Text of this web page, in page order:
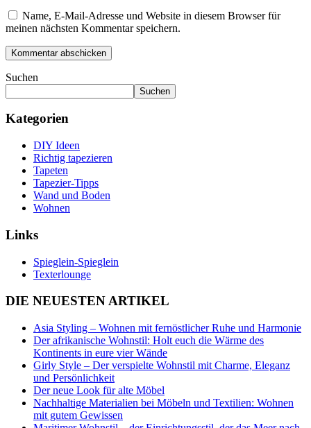
Name, E-Mail-Adresse und Website in diesem Browser für
meinen nächsten Kommentar speichern.
Suchen
Suchen
Kategorien
DIY Ideen
Richtig tapezieren
Tapeten
Tapezier-Tipps
Wand und Boden
Wohnen
Links
Spieglein-Spieglein
Texterlounge
DIE NEUESTEN ARTIKEL
Asia Styling – Wohnen mit fernöstlicher Ruhe und Harmonie
Der afrikanische Wohnstil: Holt euch die Wärme des
Kontinents in eure vier Wände
Girly Style – Der verspielte Wohnstil mit Charme, Eleganz
und Persönlichkeit
Der neue Look für alte Möbel
Nachhaltige Materialien bei Möbeln und Textilien: Wohnen
mit gutem Gewissen